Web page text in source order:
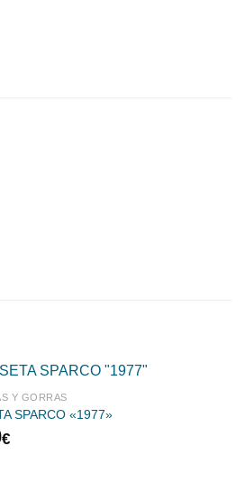
Y GORRAS
SPARCO «1977»
€